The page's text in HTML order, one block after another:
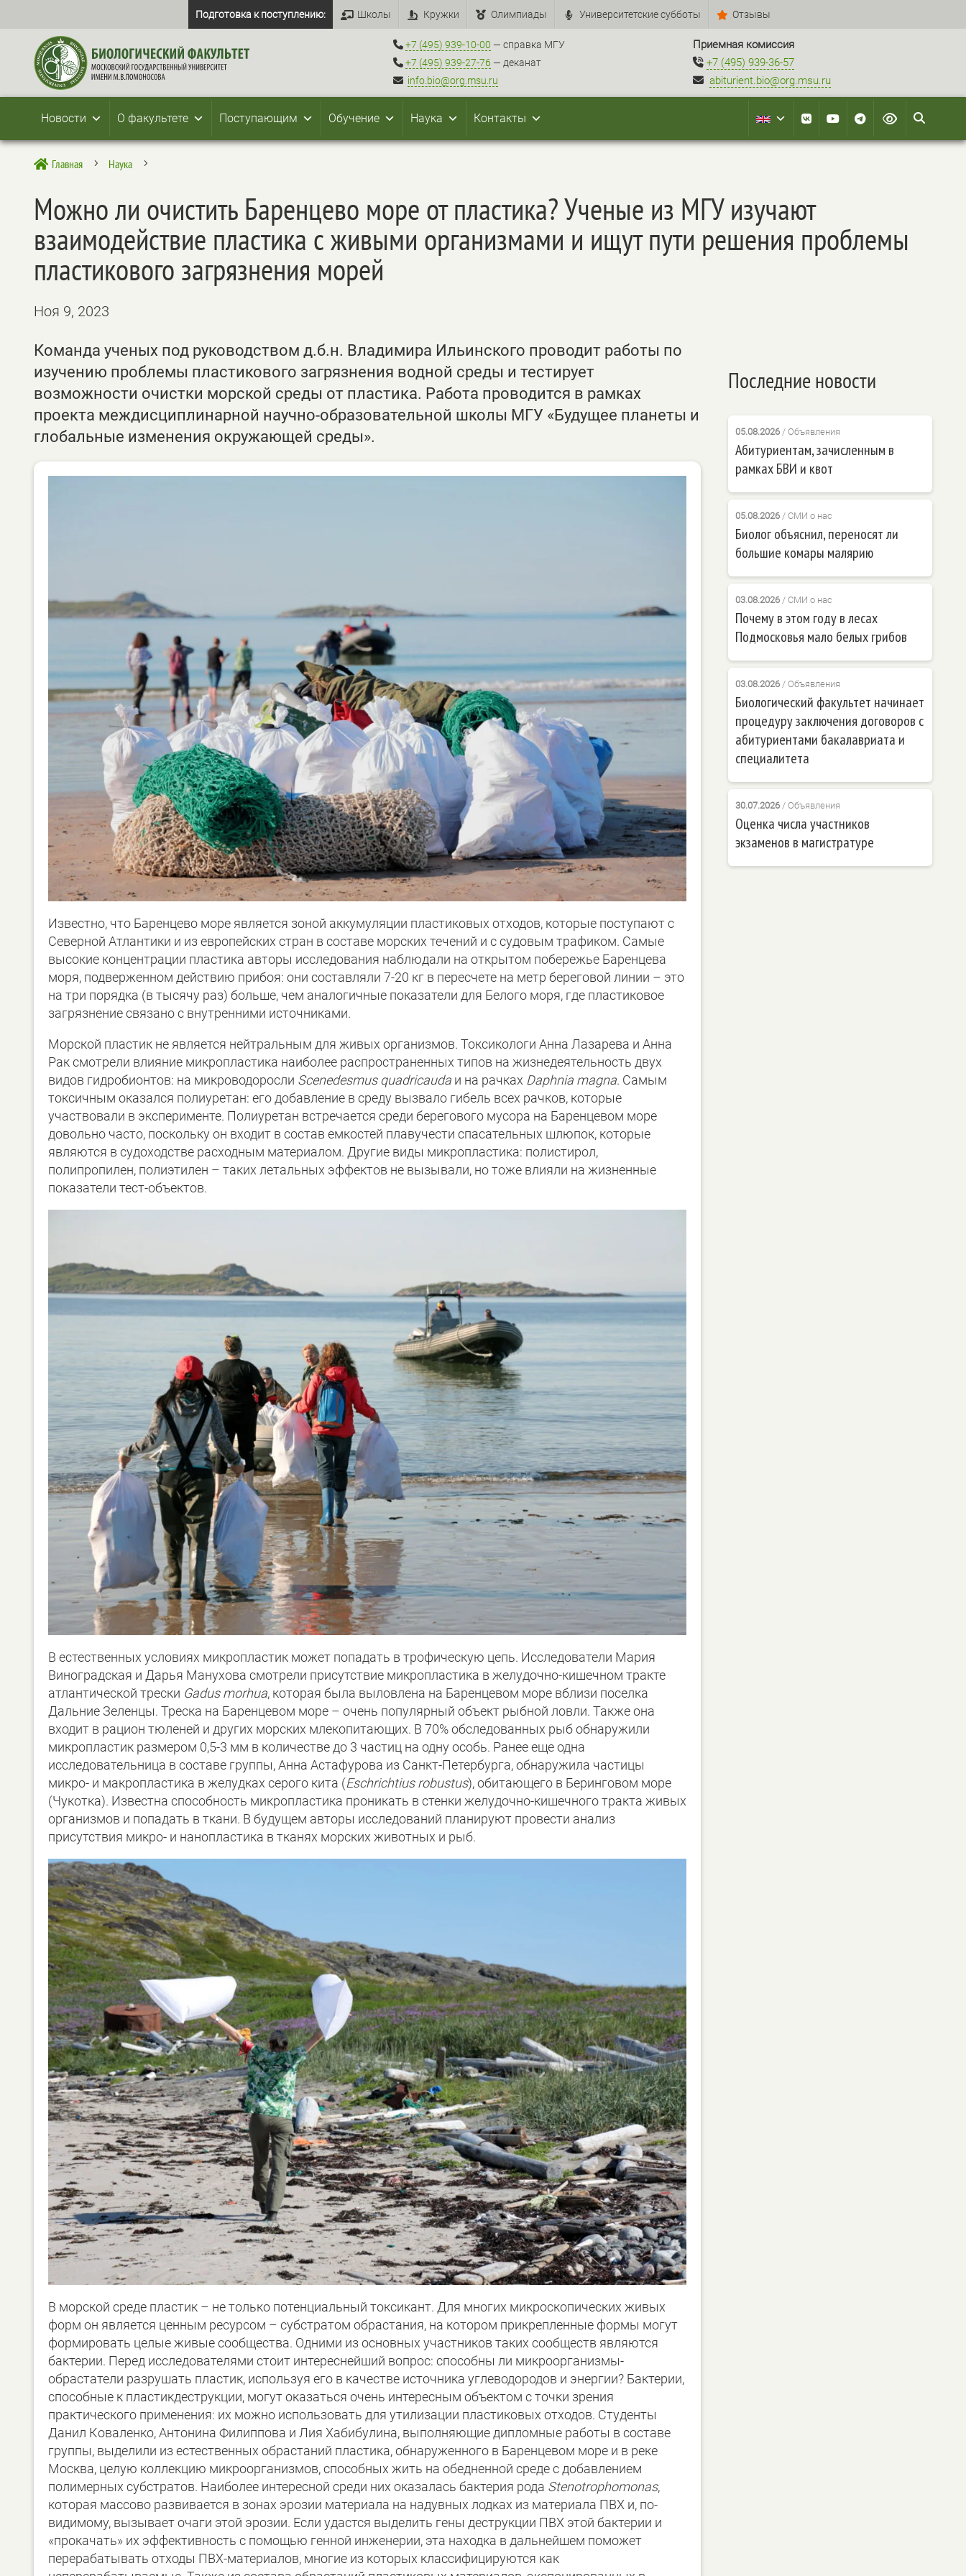
Подготовка к поступлению: Школы Кружки Олимпиады Университетские субботы Отзывы
+7 (495) 939-10-00 — справка МГУ
+7 (495) 939-27-76 — деканат
info.bio@org.msu.ru
Приемная комиссия
+7 (495) 939-36-57
abiturient.bio@org.msu.ru
Новости О факультете Поступающим Обучение Наука Контакты
 Главная 5 Наука 5
Можно ли очистить Баренцево море от пластика? Ученые из МГУ изучают
взаимодействие пластика с живыми организмами и ищут пути решения проблемы
пластикового загрязнения морей
Ноя 9, 2023
Команда ученых под руководством д.б.н. Владимира Ильинского проводит работы по
изучению проблемы пластикового загрязнения водной среды и тестирует
возможности очистки морской среды от пластика. Работа проводится в рамках
проекта междисциплинарной научно-образовательной школы МГУ «Будущее планеты и
глобальные изменения окружающей среды».
Известно, что Баренцево море является зоной аккумуляции пластиковых отходов, которые поступают с
Северной Атлантики и из европейских стран в составе морских течений и с судовым трафиком. Самые
высокие концентрации пластика авторы исследования наблюдали на открытом побережье Баренцева
моря, подверженном действию прибоя: они составляли 7-20 кг в пересчете на метр береговой линии – это
на три порядка (в тысячу раз) больше, чем аналогичные показатели для Белого моря, где пластиковое
загрязнение связано с внутренними источниками.
Морской пластик не является нейтральным для живых организмов. Токсикологи Анна Лазарева и Анна
Рак смотрели влияние микропластика наиболее распространенных типов на жизнедеятельность двух
видов гидробионтов: на микроводоросли Scenedesmus quadricauda и на рачках Daphnia magna. Самым
токсичным оказался полиуретан: его добавление в среду вызвало гибель всех рачков, которые
участвовали в эксперименте. Полиуретан встречается среди берегового мусора на Баренцевом море
довольно часто, поскольку он входит в состав емкостей плавучести спасательных шлюпок, которые
являются в судоходстве расходным материалом. Другие виды микропластика: полистирол,
полипропилен, полиэтилен – таких летальных эффектов не вызывали, но тоже влияли на жизненные
показатели тест-объектов.
В естественных условиях микропластик может попадать в трофическую цепь. Исследователи Мария
Виноградская и Дарья Манухова смотрели присутствие микропластика в желудочно-кишечном тракте
атлантической трески Gadus morhua, которая была выловлена на Баренцевом море вблизи поселка
Дальние Зеленцы. Треска на Баренцевом море – очень популярный объект рыбной ловли. Также она
входит в рацион тюленей и других морских млекопитающих. В 70% обследованных рыб обнаружили
микропластик размером 0,5-3 мм в количестве до 3 частиц на одну особь. Ранее еще одна
исследовательница в составе группы, Анна Астафурова из Санкт-Петербурга, обнаружила частицы
микро- и макропластика в желудках серого кита (Eschrichtius robustus), обитающего в Беринговом море
(Чукотка). Известна способность микропластика проникать в стенки желудочно-кишечного тракта живых
организмов и попадать в ткани. В будущем авторы исследований планируют провести анализ
присутствия микро- и нанопластика в тканях морских животных и рыб.
В морской среде пластик – не только потенциальный токсикант. Для многих микроскопических живых
форм он является ценным ресурсом – субстратом обрастания, на котором прикрепленные формы могут
формировать целые живые сообщества. Одними из основных участников таких сообществ являются
бактерии. Перед исследователями стоит интереснейший вопрос: способны ли микроорганизмы-
обрастатели разрушать пластик, используя его в качестве источника углеводородов и энергии? Бактерии,
способные к пластикдеструкции, могут оказаться очень интересным объектом с точки зрения
практического применения: их можно использовать для утилизации пластиковых отходов. Студенты
Данил Коваленко, Антонина Филиппова и Лия Хабибулина, выполняющие дипломные работы в составе
группы, выделили из естественных обрастаний пластика, обнаруженного в Баренцевом море и в реке
Москва, целую коллекцию микроорганизмов, способных жить на обедненной среде с добавлением
полимерных субстратов. Наиболее интересной среди них оказалась бактерия рода Stenotrophomonas,
которая массово развивается в зонах эрозии материала на надувных лодках из материала ПВХ и, по-
видимому, вызывает очаги этой эрозии. Если удастся выделить гены деструкции ПВХ этой бактерии и
«прокачать» их эффективность с помощью генной инженерии, эта находка в дальнейшем поможет
перерабатывать отходы ПВХ-материалов, многие из которых классифицируются как
Последние новости
05.08.2026/ Объявления
Абитуриентам, зачисленным в
рамках БВИ и квот
05.08.2026/ СМИ о нас
Биолог объяснил, переносят ли
большие комары малярию
03.08.2026/ СМИ о нас
Почему в этом году в лесах
Подмосковья мало белых грибов
03.08.2026/ Объявления
Биологический факультет начинает
процедуру заключения договоров с
абитуриентами бакалавриата и
специалитета
30.07.2026/ Объявления
Оценка числа участников
экзаменов в магистратуре